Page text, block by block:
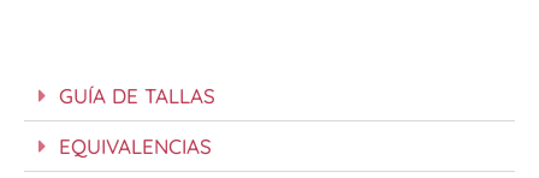
GUÍA DE TALLAS
EQUIVALENCIAS